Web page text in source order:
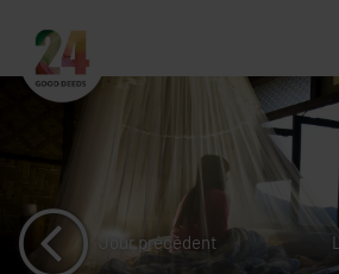
Jour précédent